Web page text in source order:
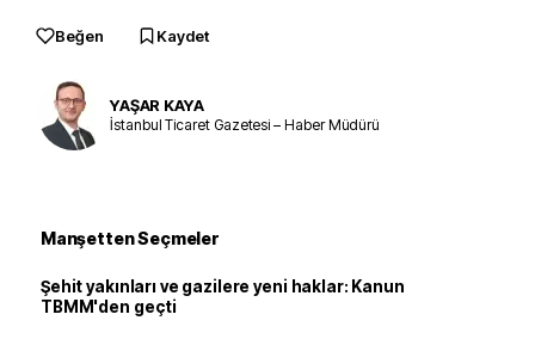
Beğen Kaydet
YAŞAR KAYA
İstanbul Ticaret Gazetesi – Haber Müdürü
Manşetten Seçmeler
Şehit yakınları ve gazilere yeni haklar: Kanun
TBMM'den geçti